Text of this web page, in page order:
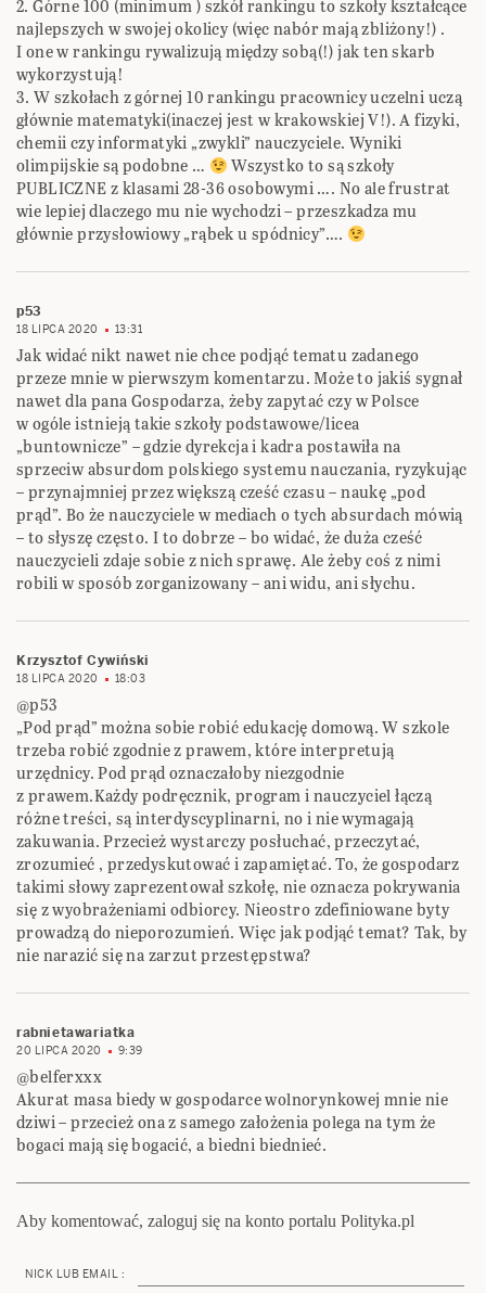
2. Górne 100 (minimum ) szkół rankingu to szkoły kształcące
najlepszych w swojej okolicy (więc nabór mają zbliżony!) .
I one w rankingu rywalizują między sobą(!) jak ten skarb
wykorzystują!
3. W szkołach z górnej 10 rankingu pracownicy uczelni uczą
głównie matematyki(inaczej jest w krakowskiej V!). A fizyki,
chemii czy informatyki „zwykli” nauczyciele. Wyniki
olimpijskie są podobne …
Wszystko to są szkoły
PUBLICZNE z klasami 28-36 osobowymi …. No ale frustrat
wie lepiej dlaczego mu nie wychodzi – przeszkadza mu
głównie przysłowiowy „rąbek u spódnicy”….
p53
18 LIPCA 2020 13:31
Jak widać nikt nawet nie chce podjąć tematu zadanego
przeze mnie w pierwszym komentarzu. Może to jakiś sygnał
nawet dla pana Gospodarza, żeby zapytać czy w Polsce
w ogóle istnieją takie szkoły podstawowe/licea
„buntownicze” – gdzie dyrekcja i kadra postawiła na
sprzeciw absurdom polskiego systemu nauczania, ryzykując
– przynajmniej przez większą cześć czasu – naukę „pod
prąd”. Bo że nauczyciele w mediach o tych absurdach mówią
– to słyszę często. I to dobrze – bo widać, że duża cześć
nauczycieli zdaje sobie z nich sprawę. Ale żeby coś z nimi
robili w sposób zorganizowany – ani widu, ani słychu.
Krzysztof Cywiński
18 LIPCA 2020 18:03
@p53
„Pod prąd” można sobie robić edukację domową. W szkole
trzeba robić zgodnie z prawem, które interpretują
urzędnicy. Pod prąd oznaczałoby niezgodnie
z prawem.Każdy podręcznik, program i nauczyciel łączą
różne treści, są interdyscyplinarni, no i nie wymagają
zakuwania. Przecież wystarczy posłuchać, przeczytać,
zrozumieć , przedyskutować i zapamiętać. To, że gospodarz
takimi słowy zaprezentował szkołę, nie oznacza pokrywania
się z wyobrażeniami odbiorcy. Nieostro zdefiniowane byty
prowadzą do nieporozumień. Więc jak podjąć temat? Tak, by
nie narazić się na zarzut przestępstwa?
rabnietawariatka
20 LIPCA 2020 9:39
@belferxxx
Akurat masa biedy w gospodarce wolnorynkowej mnie nie
dziwi – przecież ona z samego założenia polega na tym że
bogaci mają się bogacić, a biedni biednieć.
Aby komentować, zaloguj się na konto portalu Polityka.pl
NICK LUB EMAIL :